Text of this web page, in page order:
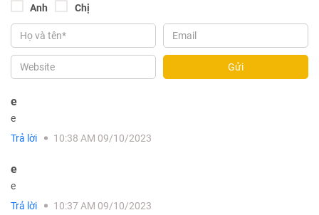
Anh Chị
Gửi
e
e
Trả lời
10:38 AM 09/10/2023
e
e
Trả lời
10:37 AM 09/10/2023